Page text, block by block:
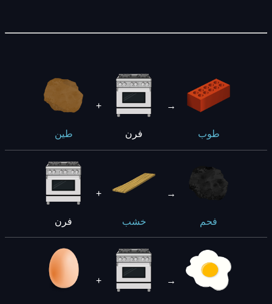
طين
+
فرن
→
طوب
فرن
+
خشب
→
فحم
+ →